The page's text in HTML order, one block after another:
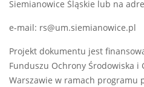
Siemianowice Śląskie lub na
e-mail: rs@um.siemianowice.pl
Projekt dokumentu jest
Funduszu Ochrony Środowiska i
Warszawie w ramach programu